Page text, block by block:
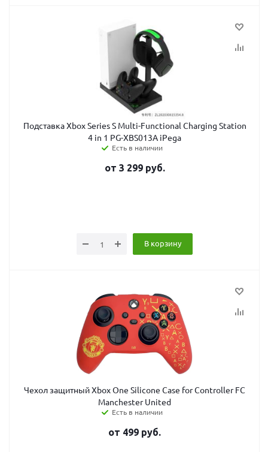
Подставка Xbox Series S Multi-Functional Charging Station
4 in 1 PG-XBS013A iPega
Есть в наличии
от 3 299руб.
В корзину
Чехол защитный Xbox One Silicone Case for Controller FC
Manchester United
Есть в наличии
от 499 руб.